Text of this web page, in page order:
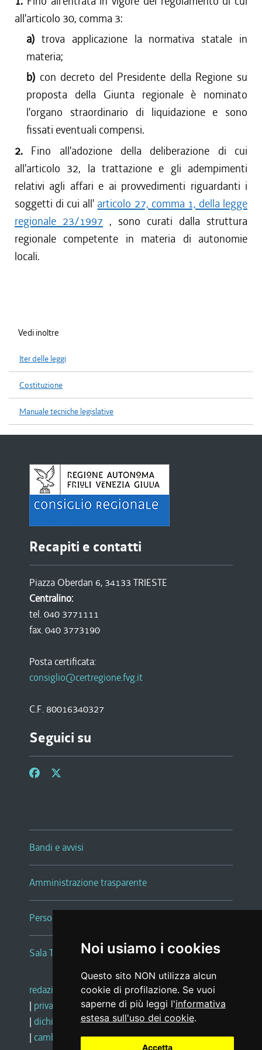
Noi usiamo i cookies
Questo sito NON utilizza alcun
cookie di profilazione. Se vuoi
saperne di più leggi l'informativa
estesa sull'uso dei cookie.
Accetta
dal 27/04/2017 al 09/08/2017
dal 09/01/2017 al 26/04/2017
dal 15/12/2016 al 08/01/2017
dal 13/08/2016 al 14/12/2016
dal 30/06/2016 al 12/08/2016
dal 17/03/2016 al 29/06/2016
dal 13/01/2016 al 16/03/2016
dal 13/11/2015 al 12/01/2016
dal 22/10/2015 al 12/11/2015
dal 11/08/2015 al 21/10/2015
dal 06/08/2015 al 10/08/2015
all'articolo 30, comma 3:
a)trova applicazione la normativa statale in
materia;
b) con decreto del Presidente della Regione su
proposta della Giunta regionale è nominato
l'organo straordinario di liquidazione e sono
fissati eventuali compensi.
2. Fino all'adozione della deliberazione di cui
all'articolo 32, la trattazione e gli adempimenti
relativi agli affari e ai provvedimenti riguardanti i
soggetti di cui all' articolo 27, comma 1, della legge
regionale 23/1997 , sono curati dalla struttura
regionale competente in materia di autonomie
locali.
Vedi inoltre
Iter delle leggi
Costituzione
Manuale tecniche legislative
Recapiti e contatti
Piazza Oberdan 6, 34133 TRIESTE
Centralino:
tel. 040 3771111
fax. 040 3773190
Posta certificata:
consiglio@certregione.fvg.it
C.F. 80016340327
Seguici su
Bandi e avvisi
Amministrazione trasparente
Persone e Uffici
Sala Tiziano Tessitori
redazione web |note legali |glossario
| privacy
social media policy
| dichiarazione di accessibilità |feedback
| cambio preferenze cookie